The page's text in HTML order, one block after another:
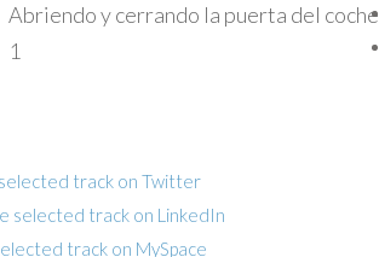
Abriendo y cerrando la puerta del coche
1